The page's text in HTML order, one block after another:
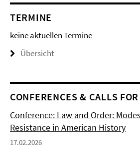
TERMINE
keine aktuellen Termine
Übersicht
CONFERENCES & CALLS
Conference: Law and Order:
Resistance in American History
17.02.2026